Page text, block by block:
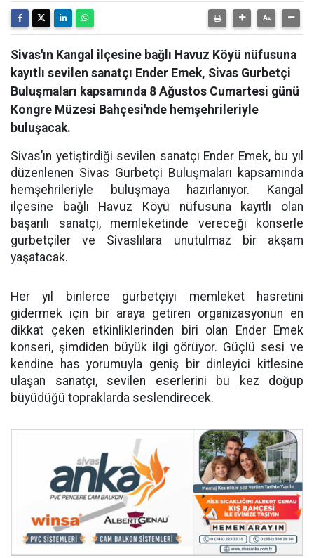
Sivas'ın Kangal ilçesine bağlı Havuz Köyü nüfusuna
kayıtlı sevilen sanatçı Ender Emek, Sivas Gurbetçi
Buluşmaları kapsamında 8 Ağustos Cumartesi günü
Kongre Müzesi Bahçesi'nde hemşehrileriyle
buluşacak.
Sivas’ın yetiştirdiği sevilen sanatçı Ender Emek, bu yıl
düzenlenen Sivas Gurbetçi Buluşmaları kapsamında
hemşehrileriyle buluşmaya hazırlanıyor. Kangal
ilçesine bağlı Havuz Köyü nüfusuna kayıtlı olan
başarılı sanatçı, memleketinde vereceği konserle
gurbetçiler ve Sivaslılara unutulmaz bir akşam
yaşatacak.
Her yıl binlerce gurbetçiyi memleket hasretini
gidermek için bir araya getiren organizasyonun en
dikkat çeken etkinliklerinden biri olan Ender Emek
konseri, şimdiden büyük ilgi görüyor. Güçlü sesi ve
kendine has yorumuyla geniş bir dinleyici kitlesine
ulaşan sanatçı, sevilen eserlerini bu kez doğup
büyüdüğü topraklarda seslendirecek.